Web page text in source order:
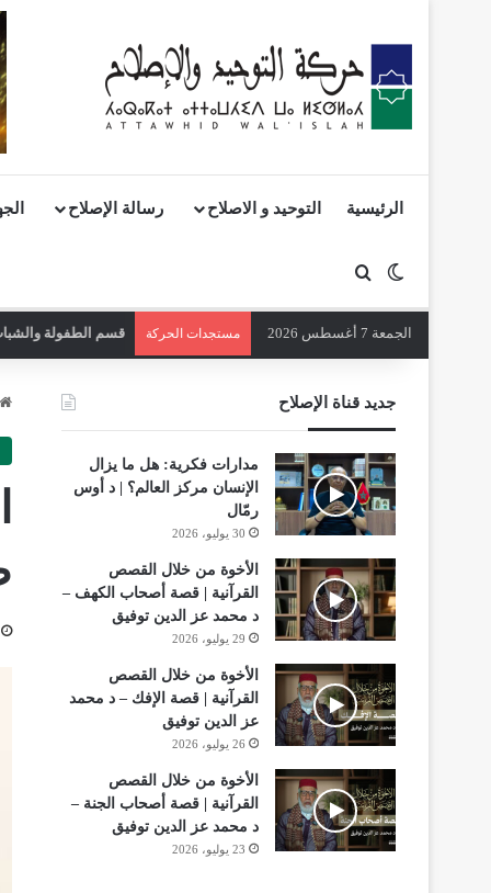
الرئيسية التوحيد و الاصلاح رسالة الإصلاح
الوضع المظلم
بحث عن
الجمعة 7 أغسطس 2026 مستجدات الحركة قسم الطفولة
جديد قناة الإصلاح
مدارات فكرية: هل ما يزال
الإنسان مركز العالم؟ | د أوس
رمّال
30 يوليو، 2026
الأخوة من خلال القصص
القرآنية | قصة أصحاب الكهف –
د محمد عز الدين توفيق
29 يوليو، 2026
الأخوة من خلال القصص
القرآنية | قصة الإفك – د محمد
عز الدين توفيق
26 يوليو، 2026
الأخوة من خلال القصص
القرآنية | قصة أصحاب الجنة –
د محمد عز الدين توفيق
23 يوليو، 2026